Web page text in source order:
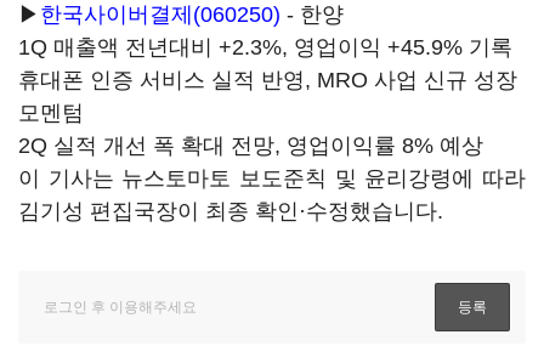
▶ 한국사이버결제(060250) - 한양
1Q 매출액 전년대비 +2.3%, 영업이익 +45.9% 기록
휴대폰 인증 서비스 실적 반영, MRO 사업 신규 성장
모멘텀
2Q 실적 개선 폭 확대 전망, 영업이익률 8% 예상
이 기사는 뉴스토마토 보도준칙 및 윤리강령에 따라
김기성 편집국장이 최종 확인·수정했습니다.